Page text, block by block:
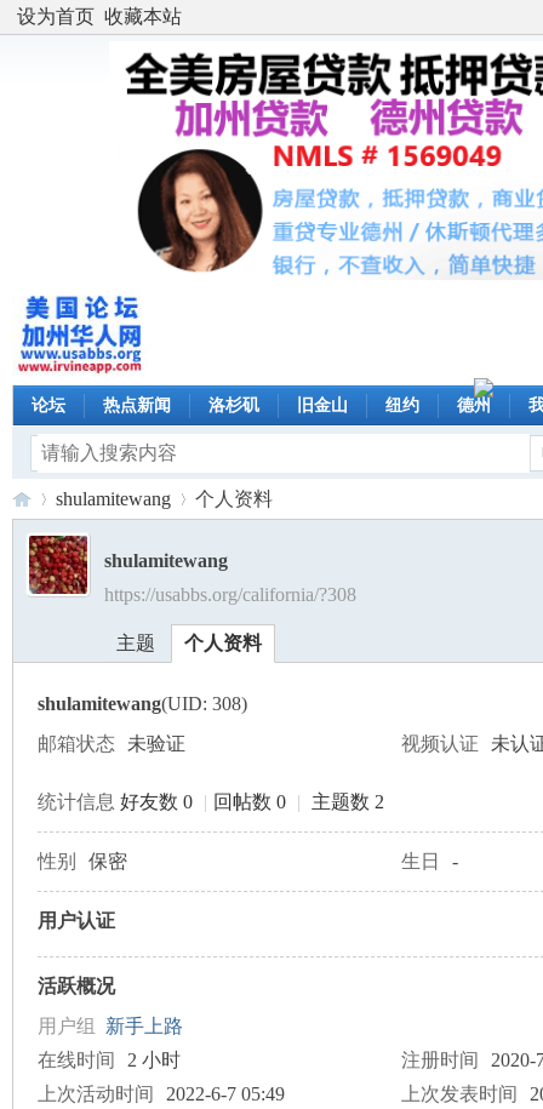
设为首页 收藏本站
论坛 热点新闻 洛杉矶 旧金山 纽约 德州
美›
shulamitewang
›
个人资料
shulamitewang
https://usabbs.org/california/?308
主题 个人资料
shulamitewang(UID: 308)
邮箱状态
未验证 视频认证 未认
统计信息 好友数 0 | 回帖数 0 | 主题数 2
性别 保密 生日 -
用户认证
活跃概况
用户组 新手上路
在线时间
2 小时 注册时间
2020-
上次活动时间
2022-6-7 05:49 上次发表时间